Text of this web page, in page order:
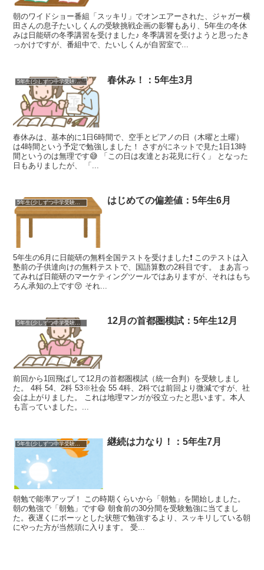
朝のワイドショー番組「スッキリ」でオンエアーされた、ジャガー横
田さんの息子たいしくんの受験挑戦企画の影響もあり、5年生の冬休
みは日能研の冬季講習を受けました♪ 冬季講習を受けようと思ったき
っかけですが、番組中で、たいしくんが自習室で...
5年生(少しずつ中学受験準備) 春休み！：5年生3月
春休みは、基本的に1日6時間で、空手とピアノの日（木曜と土曜）
は4時間という予定で勉強しました！ さすがにネットで見た1日13時
間というのは無理です😅 「この日は友達とお花見に行く」 となった
日もありましたが、 「...
5年生(少しずつ中学受験準備) はじめての偏差値：5年生6月
5年生の6月に日能研の無料全国テストを受けました❗ このテストは入
塾前の子供達向けの無料テストで、国語算数の2科目です。 まあ言っ
てみれば日能研のマーケティングツールではありますが、それはもち
ろん承知の上です😚 それ...
5年生(少しずつ中学受験準備) 12月の首都圏模試：5年生12月
前回から1回飛ばして12月の首都圏模試（統一合判）を受験しまし
た。 4科 54、2科 53※社会 55 4科、2科では前回より微減ですが、社
会は上がりました。 これは地理マンガが役立ったと思います。本人
も言っていました。...
5年生(少しずつ中学受験準備) 継続は力なり！：5年生7月
朝勉で能率アップ！ この時期くらいから「朝勉」を開始しました。
朝の勉強で「朝勉」です😄 朝食前の30分間を受験勉強に当てまし
た。夜遅くにボーッとした状態で勉強するより、スッキリしている朝
にやった方が当然頭に入ります。 受...